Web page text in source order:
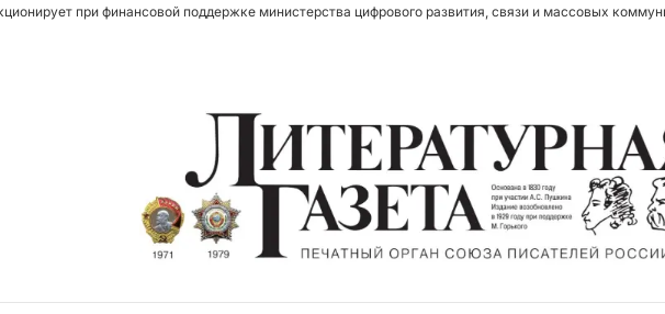
при финансовой поддержке министерства цифрового развития, связи и массовых